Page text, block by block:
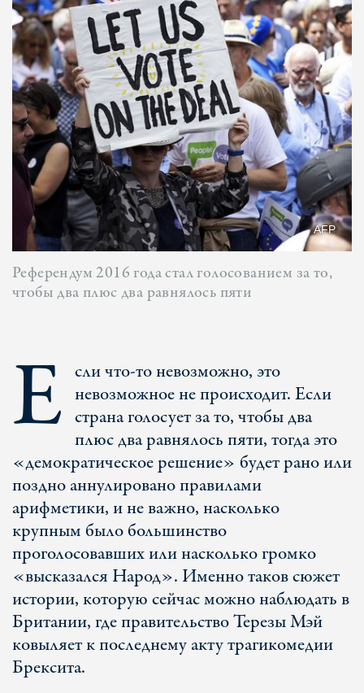
AFP
Референдум 2016 года стал голосованием за то,
чтобы два плюс два равнялось пяти
Е сли что-то невозможно, это
невозможное не происходит. Если
страна голосует за то, чтобы два
плюс два равнялось пяти, тогда это
«демократическое решение» будет рано или
поздно аннулировано правилами
арифметики, и не важно, насколько
крупным было большинство
проголосовавших или насколько громко
«высказался Народ». Именно таков сюжет
истории, которую сейчас можно наблюдать в
Британии, где правительство Терезы Мэй
ковыляет к последнему акту трагикомедии
Брексита.